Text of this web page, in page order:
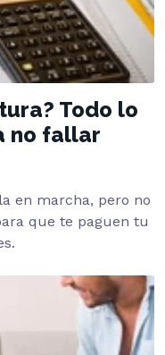
Todo lo
no fallar
en marcha, pero no
que te paguen tu